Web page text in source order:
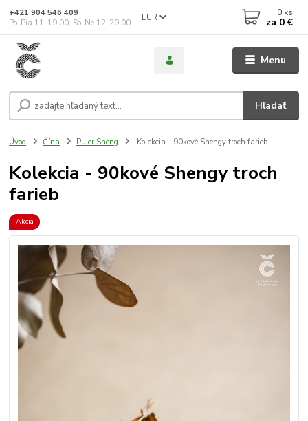
Menu
EUR
Hľadať
+421 904 546 409
Po-Pia 11-19:00, So-Ne 12-20:00
0 ks
za 0 €
Úvod Čína Pu'er Sheng Kolekcia - 90kové Shengy troch farieb
Kolekcia - 90kové Shengy troch
farieb
Akcia